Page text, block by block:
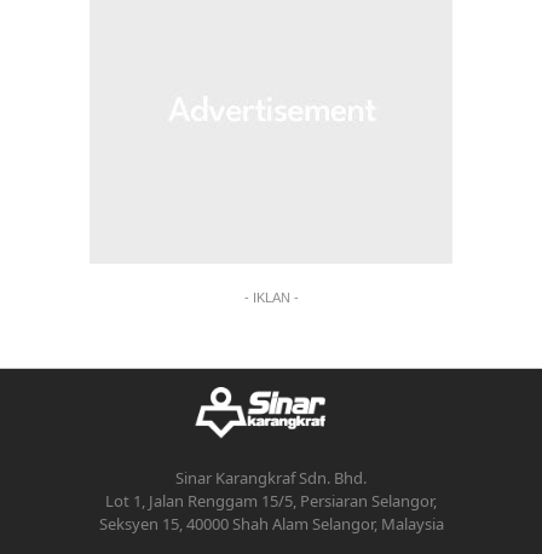
- IKLAN -
Sinar Karangkraf Sdn. Bhd.
Lot 1, Jalan Renggam 15/5, Persiaran Selangor,
Seksyen 15, 40000 Shah Alam Selangor, Malaysia